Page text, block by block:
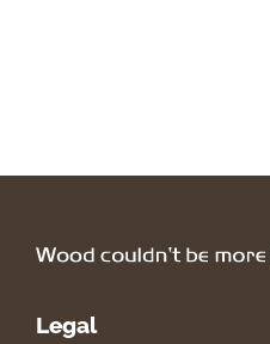
Legal